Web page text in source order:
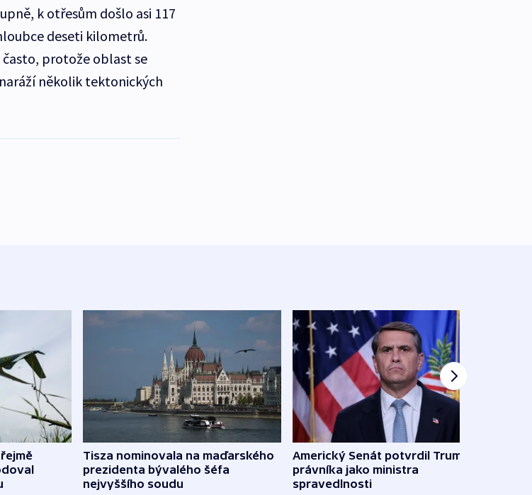
k otřesům došlo asi 117
deseti kilometrů.
protože oblast se
několik tektonických
Tisza nominovala na maďarského
prezidenta bývalého šéfa
nejvyššího soudu
Americký Senát potvrdil Trumpova
právníka jako ministra
spravedlnosti